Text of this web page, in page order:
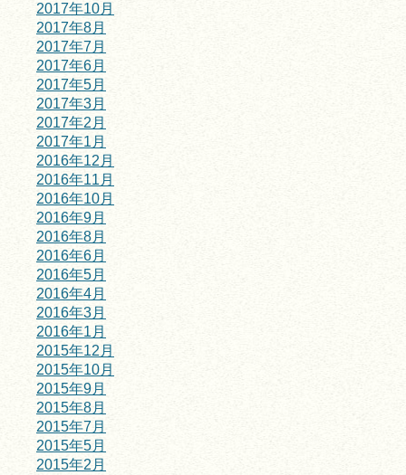
2017年10月
2017年8月
2017年7月
2017年6月
2017年5月
2017年3月
2017年2月
2017年1月
2016年12月
2016年11月
2016年10月
2016年9月
2016年8月
2016年6月
2016年5月
2016年4月
2016年3月
2016年1月
2015年12月
2015年10月
2015年9月
2015年8月
2015年7月
2015年5月
2015年2月